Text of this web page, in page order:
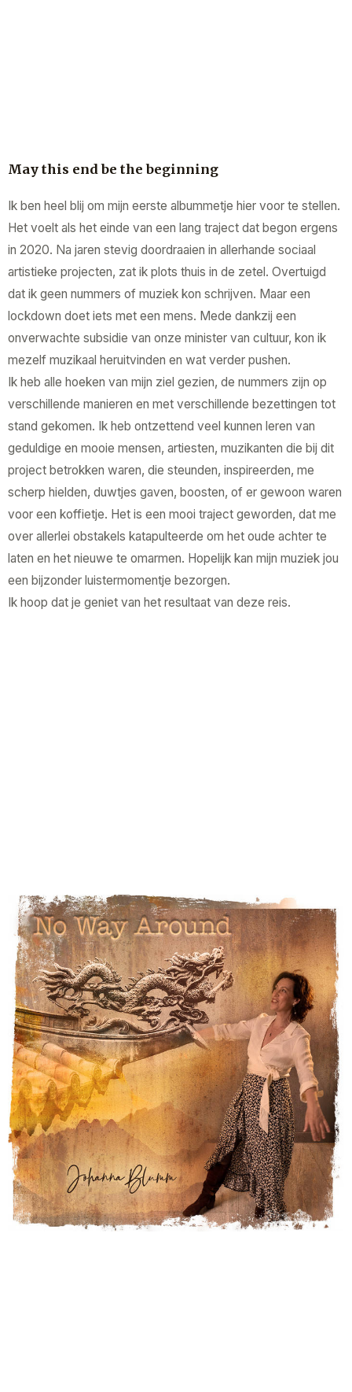
May this end be the beginning
Ik ben heel blij om mijn eerste albummetje hier voor te stellen.
Het voelt als het einde van een lang traject dat begon ergens
in 2020. Na jaren stevig doordraaien in allerhande sociaal
artistieke projecten, zat ik plots thuis in de zetel. Overtuigd
dat ik geen nummers of muziek kon schrijven. Maar een
lockdown doet iets met een mens. Mede dankzij een
onverwachte subsidie van onze minister van cultuur, kon ik
mezelf muzikaal heruitvinden en wat verder pushen.
Ik heb alle hoeken van mijn ziel gezien, de nummers zijn op
verschillende manieren en met verschillende bezettingen tot
stand gekomen. Ik heb ontzettend veel kunnen leren van
geduldige en mooie mensen, artiesten, muzikanten die bij dit
project betrokken waren, die steunden, inspireerden, me
scherp hielden, duwtjes gaven, boosten, of er gewoon waren
voor een koffietje. Het is een mooi traject geworden, dat me
over allerlei obstakels katapulteerde om het oude achter te
laten en het nieuwe te omarmen. Hopelijk kan mijn muziek jou
een bijzonder luistermomentje bezorgen.
Ik hoop dat je geniet van het resultaat van deze reis.